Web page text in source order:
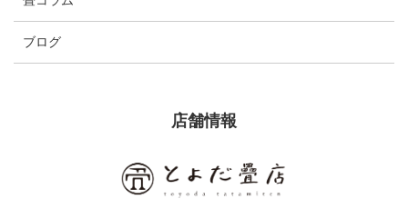
ブログ
店舗情報